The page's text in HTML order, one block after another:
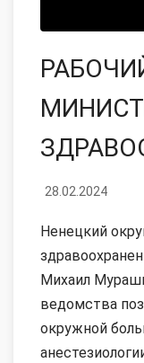
28.02.2024
Ненецкий
Михаил
ведомства
окружной